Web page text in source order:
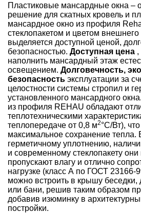
Пластиковые мансардные окна –
решение для скатных кровель и
мансардное окно из профиля
стеклопакетом и цветом
выделяется доступной ценой,
безопасностью. Доступная цена
наполнить мансардный этаж
освещением. Долговечность,
безопасность эксплуатации за
целостности системы стропил и
установленного мансардного
из профиля REHAU обладают
теплотехническими
теплопередаче от 0,8 м2°С/Вт),
максимальное сохранение тепла.
герметичному уплотнению,
и современному стеклопакету
пропускают влагу и отлично
нагрузке (класс А по ГОСТ 23166-
можно встроить в крышу беседки,
или бани, решив таким образом
добавив изюминку в
постройки.